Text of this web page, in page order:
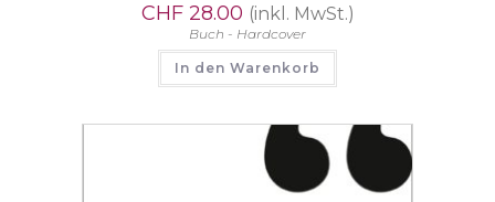
CHF28.00 (inkl. MwSt.)
Buch - Hardcover
In den Warenkorb